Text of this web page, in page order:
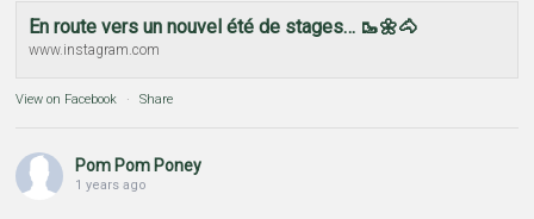
En route vers un nouvel été de stages… 🥾🌼🐴
www.instagram.com
View on Facebook · Share
Pom Pom Poney
1 years ago